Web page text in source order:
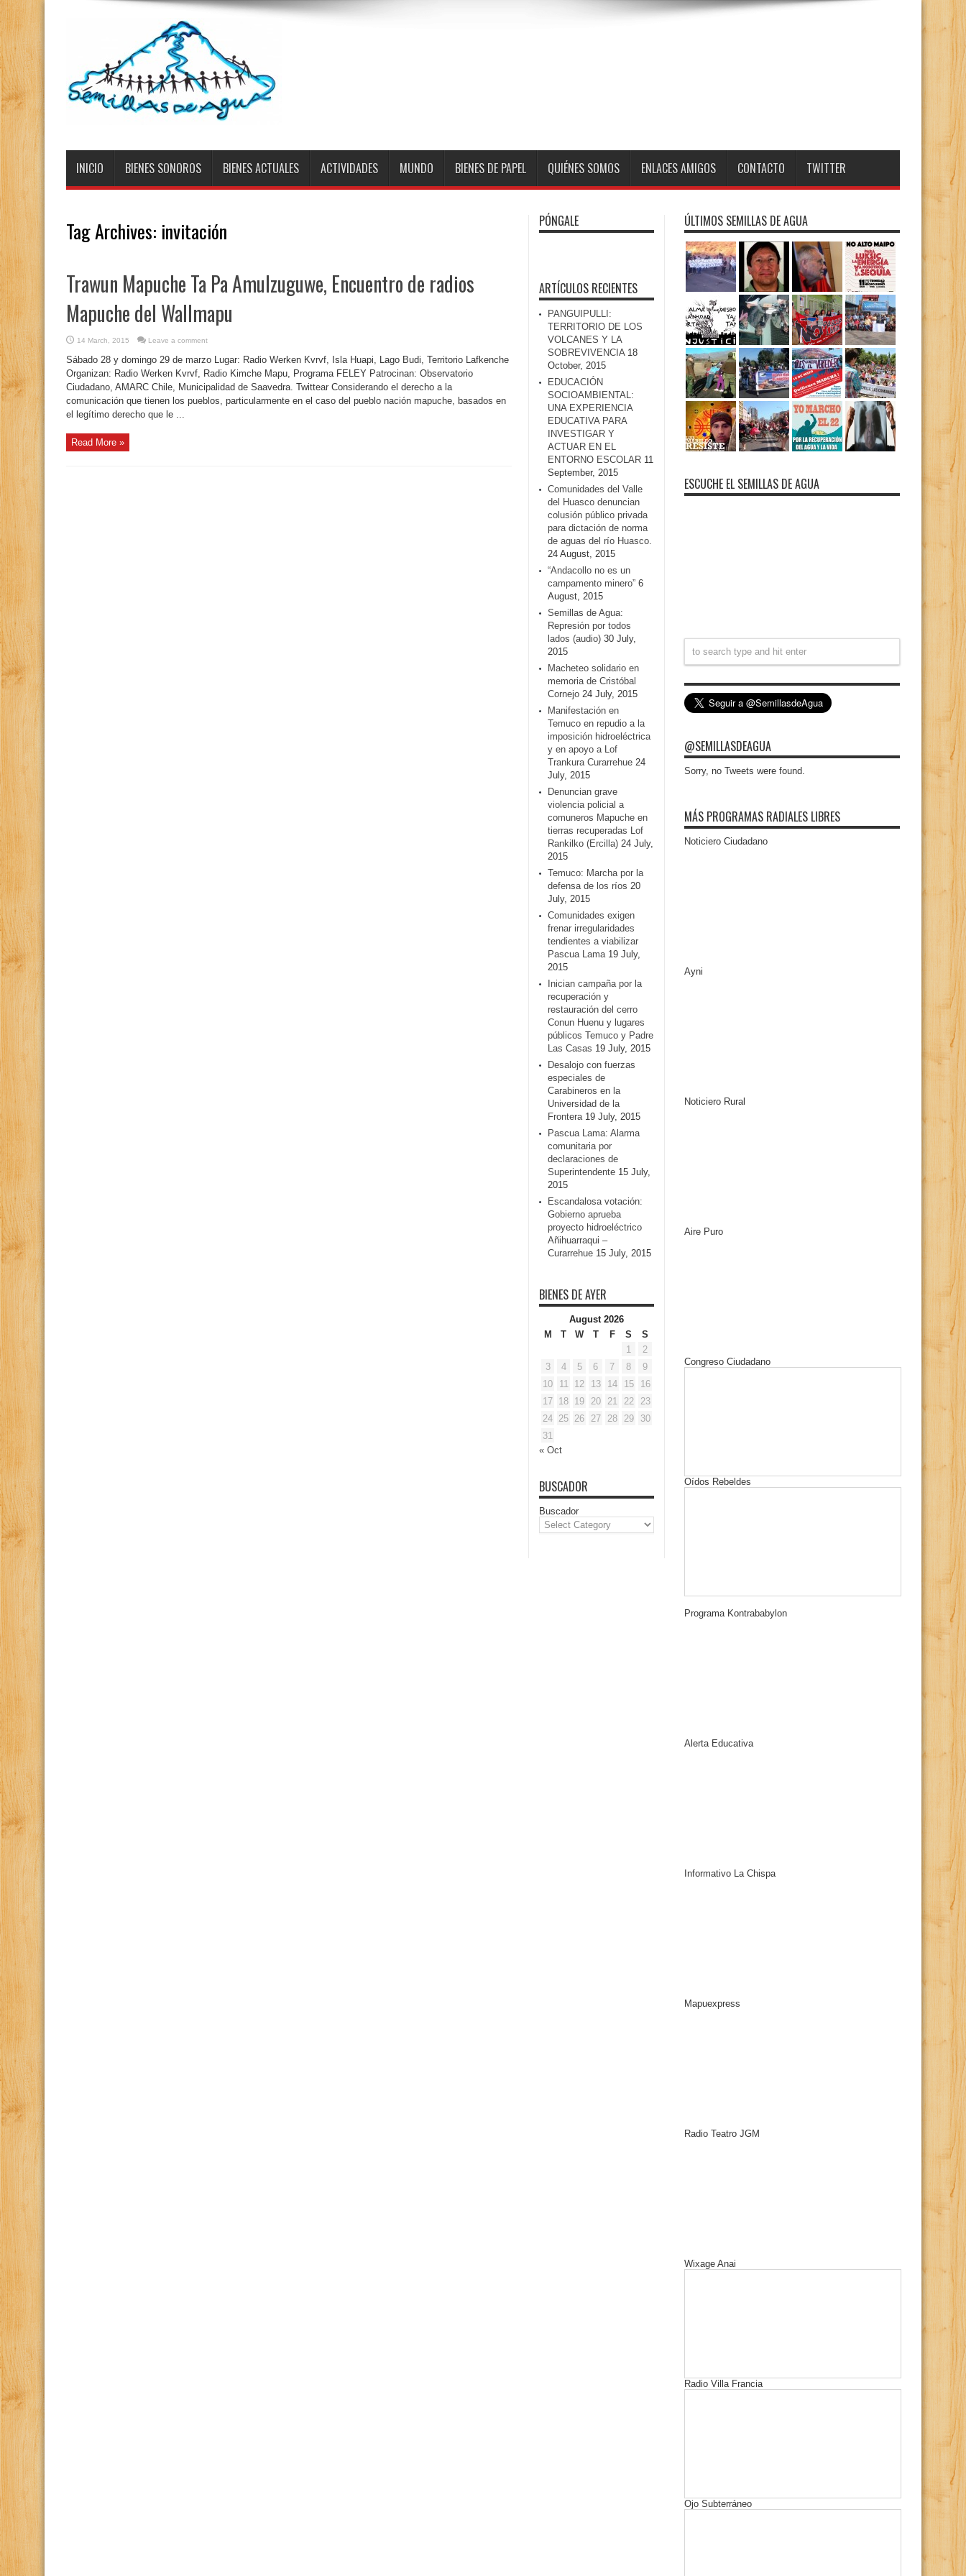
INICIO BIENES SONOROS BIENES ACTUALES ACTIVIDADES MUNDO BIENES DE PAPEL QUIÉNES SOMOS ENLACES AMIGOS CONTACTO TWITTER
Tag Archives: invitación
Trawun Mapuche Ta Pa Amulzuguwe, Encuentro de radios
Mapuche del Wallmapu
14 March, 2015 Leave a comment
Sábado 28 y domingo 29 de marzo Lugar: Radio Werken Kvrvf, Isla Huapi, Lago Budi, Territorio Lafkenche
Organizan: Radio Werken Kvrvf, Radio Kimche Mapu, Programa FELEY Patrocinan: Observatorio
Ciudadano, AMARC Chile, Municipalidad de Saavedra. Twittear Considerando el derecho a la
comunicación que tienen los pueblos, particularmente en el caso del pueblo nación mapuche, basados en
el legítimo derecho que le ...
Read More »
PÓNGALE
ARTÍCULOS RECIENTES
PANGUIPULLI:
TERRITORIO DE LOS
VOLCANES Y LA
SOBREVIVENCIA 18
October, 2015
EDUCACIÓN
SOCIOAMBIENTAL:
UNA EXPERIENCIA
EDUCATIVA PARA
INVESTIGAR Y
ACTUAR EN EL
ENTORNO ESCOLAR 11
September, 2015
Comunidades del Valle
del Huasco denuncian
colusión público privada
para dictación de norma
de aguas del río Huasco.
24 August, 2015
“Andacollo no es un
campamento minero” 6
August, 2015
Semillas de Agua:
Represión por todos
lados (audio) 30 July,
2015
Macheteo solidario en
memoria de Cristóbal
Cornejo 24 July, 2015
Manifestación en
Temuco en repudio a la
imposición hidroeléctrica
y en apoyo a Lof
Trankura Curarrehue 24
July, 2015
Denuncian grave
violencia policial a
comuneros Mapuche en
tierras recuperadas Lof
Rankilko (Ercilla) 24 July,
2015
Temuco: Marcha por la
defensa de los ríos 20
July, 2015
Comunidades exigen
frenar irregularidades
tendientes a viabilizar
Pascua Lama 19 July,
2015
Inician campaña por la
recuperación y
restauración del cerro
Conun Huenu y lugares
públicos Temuco y Padre
Las Casas 19 July, 2015
Desalojo con fuerzas
especiales de
Carabineros en la
Universidad de la
Frontera 19 July, 2015
Pascua Lama: Alarma
comunitaria por
declaraciones de
Superintendente 15 July,
2015
Escandalosa votación:
Gobierno aprueba
proyecto hidroeléctrico
Añihuarraqui –
Curarrehue 15 July, 2015
BIENES DE AYER
August 2026
M
T W T F S
S
1
2
3
4 5 6 7 8
9
10
11 12 13 14 15
16
17 18 19 20 21 22
23
24 25 26 27 28 29
30
31
« Oct
BUSCADOR
Buscador
ÚLTIMOS SEMILLAS DE AGUA
ESCUCHE EL SEMILLAS DE AGUA
@SEMILLASDEAGUA
Sorry, no Tweets were found.
MÁS PROGRAMAS RADIALES LIBRES
Noticiero Ciudadano
Ayni
Noticiero Rural
Aire Puro
Congreso Ciudadano
Oídos Rebeldes
Programa Kontrababylon
Alerta Educativa
Informativo La Chispa
Mapuexpress
Radio Teatro JGM
Wixage Anai
Radio Villa Francia
Ojo Subterráneo